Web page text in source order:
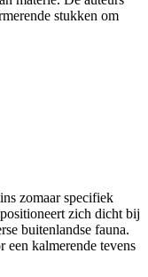
stukken om
zomaar specifiek
zich dicht bij
buitenlandse fauna.
een kalmerende tevens